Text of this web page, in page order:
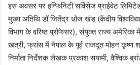
इस अवसर पर इन्फिनिटी सर्विसेज प्राईवेट
मुख्य अतिथि डॉ जितेंद्र धोज खंड (केंदीय
विभाग के वरिष्ठ प्रोफेसर), संयुक्त राज्य अमेरिका
खत्री, फ्रांस में नेपाल के पूर्व राजदूत मोहन कृष्ण
निर्माता निर्देशक लेखक प्रकाश सयामी, वैश्विक